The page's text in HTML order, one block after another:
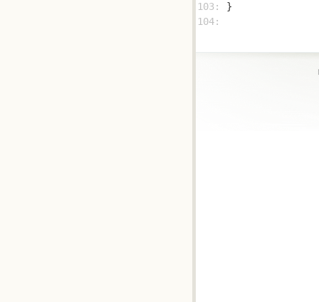
103:
104: